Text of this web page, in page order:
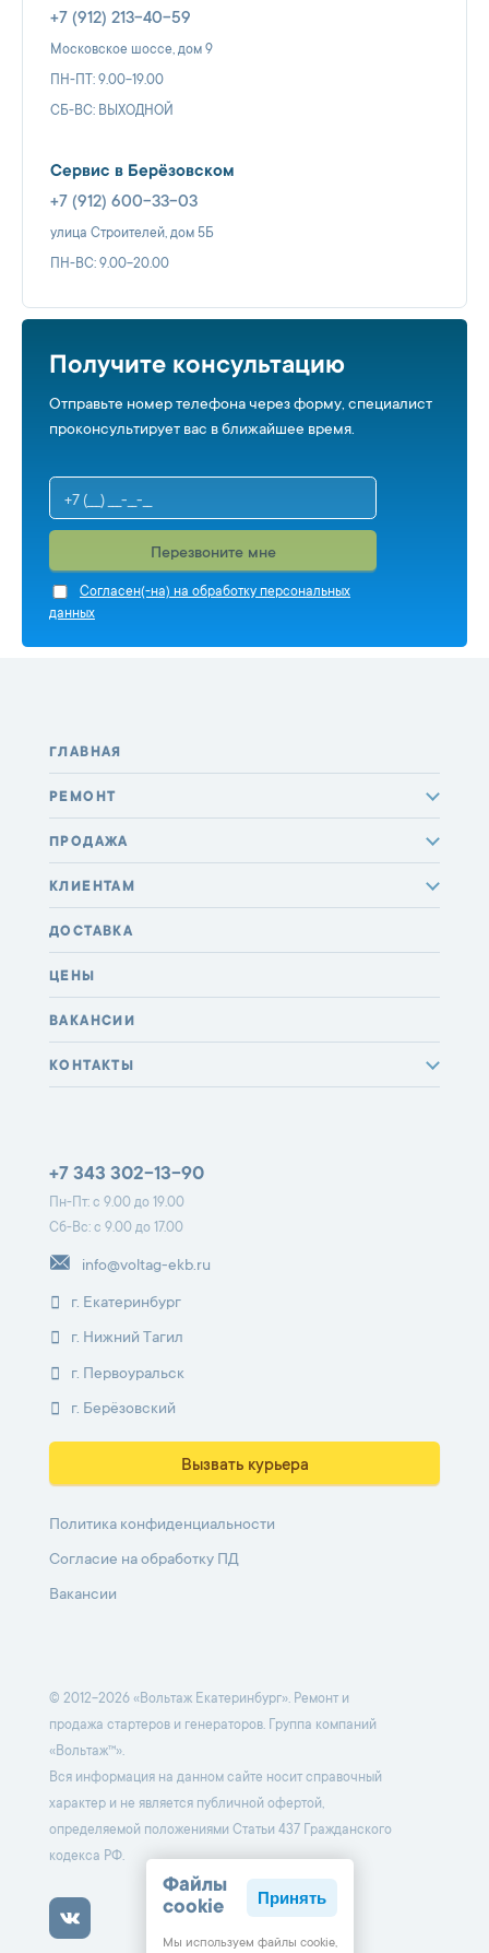
+7 (912) 213-40-59
Московское шоссе, дом 9
ПН-ПТ: 9.00-19.00
СБ-ВС: ВЫХОДНОЙ
Сервис в Берёзовском
+7 (912) 600-33-03
улица Строителей, дом 5Б
ПН-ВС: 9.00-20.00
Получите консультацию
Отправьте номер телефона через форму, специалист
проконсультирует вас в ближайшее время.
Перезвоните мне
Cогласен(-на) на обработку персональных
данных
ГЛАВНАЯ
РЕМОНТ
ПРОДАЖА
КЛИЕНТАМ
ДОСТАВКА
ЦЕНЫ
ВАКАНСИИ
КОНТАКТЫ
+7 343 302-13-90
Пн-Пт: с 9.00 до 19.00
Сб-Вс: с 9.00 до 17.00
info@voltag-ekb.ru
г. Екатеринбург
г. Нижний Тагил
г. Первоуральск
г. Берёзовский
Вызвать курьера
Политика конфиденциальности
Согласие на обработку ПД
Вакансии
© 2012-2026 «Вольтаж Екатеринбург». Ремонт и
продажа стартеров и генераторов. Группа компаний
«Вольтаж™».
Вся информация на данном сайте носит справочный
характер и не является публичной офертой,
определяемой положениями Статьи 437 Гражданского
кодекса РФ.
Файлы
cookie
Принять
Мы используем файлы cookie,